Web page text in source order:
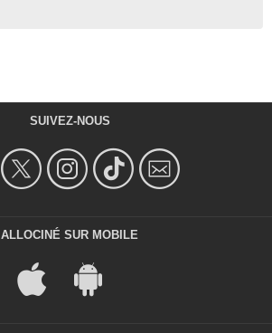
SUIVEZ-NOUS
ALLOCINÉ SUR MOBILE